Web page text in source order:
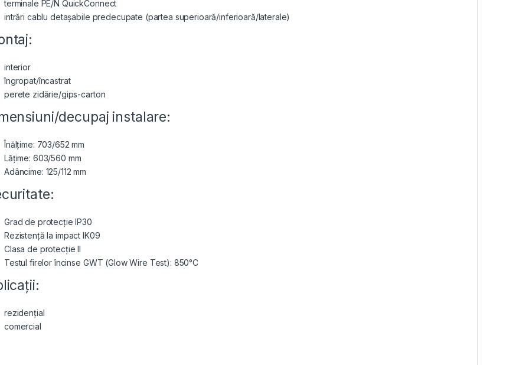
terminale PE/N QuickConnect
intrări cablu detașabile predecupate (partea superioară/inferioară/laterale)
interior
îngropat/încastrat
perete zidărie/gips-carton
decupaj instalare:
Înălțime: 703/652 mm
Lățime: 603/560 mm
Adâncime: 125/112 mm
Grad de protecție IP30
Rezistență la impact IK09
Clasa de protecție II
Testul firelor încinse GWT (Glow Wire Test): 850°C
rezidențial
comercial